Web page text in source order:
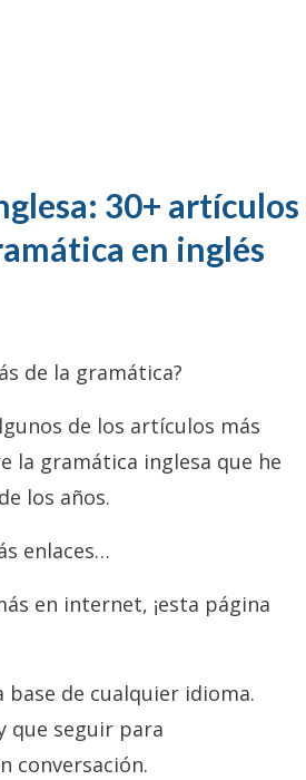
30+ artículos
en inglés
de la gramática?
de los artículos más
la gramática inglesa que he
los años.
enlaces…
en internet, ¡esta página
base de cualquier idioma.
que seguir para
conversación.